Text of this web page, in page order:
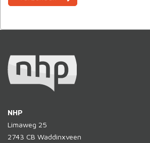
NHP
Limaweg 25
2743 CB Waddinxveen